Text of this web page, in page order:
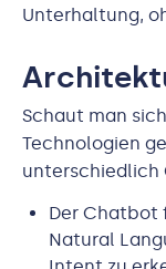
Unterhaltung,
Schaut man
Technologien
unterschiedlich
Der Chatbot
Natural